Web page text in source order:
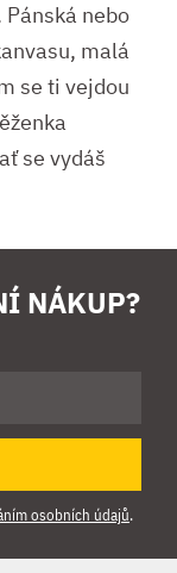
nebo
malá
se ti vejdou
se vydáš
NÁKUP?
osobních údajů.